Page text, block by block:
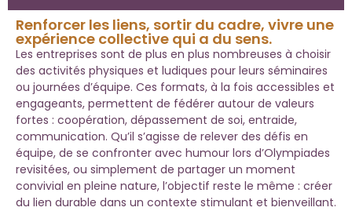
Renforcer les liens, sortir du cadre, vivre une
expérience collective qui a du sens.
Les entreprises sont de plus en plus nombreuses à choisir
des activités physiques et ludiques pour leurs séminaires
ou journées d’équipe. Ces formats, à la fois accessibles et
engageants, permettent de fédérer autour de valeurs
fortes : coopération, dépassement de soi, entraide,
communication. Qu’il s’agisse de relever des défis en
équipe, de se confronter avec humour lors d’Olympiades
revisitées, ou simplement de partager un moment
convivial en pleine nature, l’objectif reste le même : créer
du lien durable dans un contexte stimulant et bienveillant.